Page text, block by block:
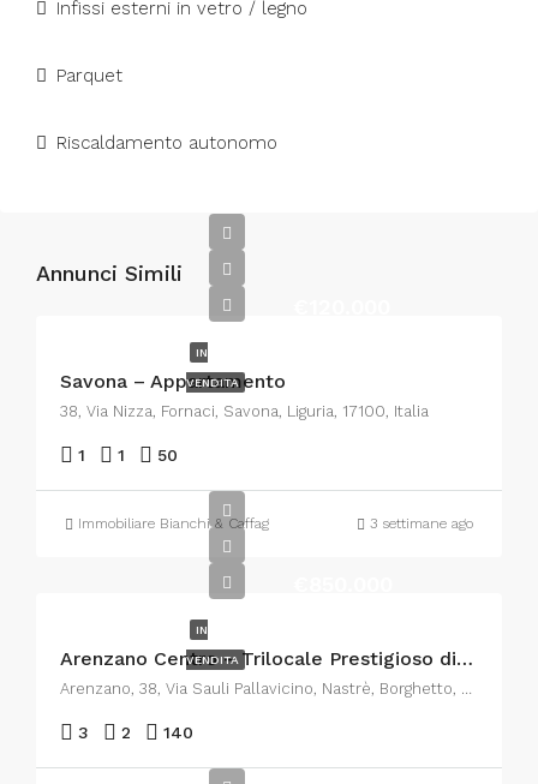
Infissi esterni in vetro / legno
Parquet
Riscaldamento autonomo
Annunci Simili
IN
VENDITA
Savona – Appartamento
38, Via Nizza, Fornaci, Savona, Liguria, 17100, Italia
1 1 50
Immobiliare Bianchi & Caffagni 3 settimane ago
IN
VENDITA Arenzano Centro – Trilocale Prestigioso di 140mq con Box auto
Arenzano, 38, Via Sauli Pallavicino, Nastrè, Borghetto, Vignazze, Arenzano, Genova, Liguria, 16011, Italia
3 2 140